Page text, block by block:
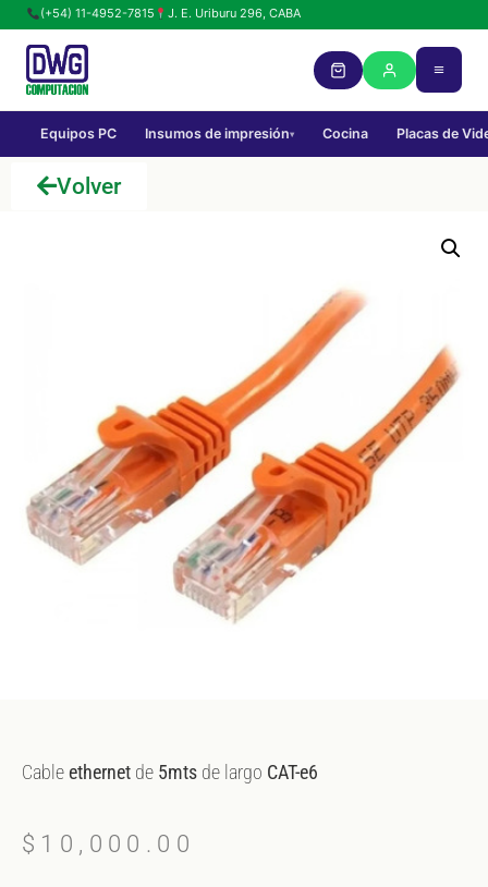
(+54) 11-4952-7815 J. E. Uriburu 296, CABA
Equipos PC Insumos de impresión▾ Cocina Placas de
Volver
Cableethernet de 5mts de largo CAT-e6
$ 10,000.00